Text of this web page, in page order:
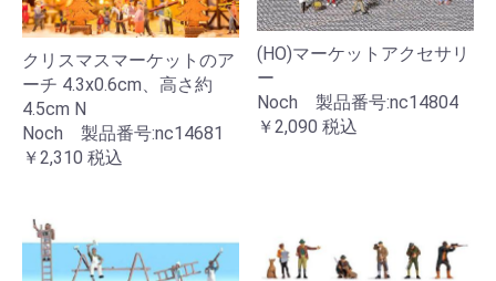
クリスマスマーケットのア
ーチ 4.3x0.6cm、高さ約
4.5cm N
Noch 製品番号:nc14681
￥2,310 税込
(HO)マーケットアクセサリ
ー
Noch 製品番号:nc14804
￥2,090 税込